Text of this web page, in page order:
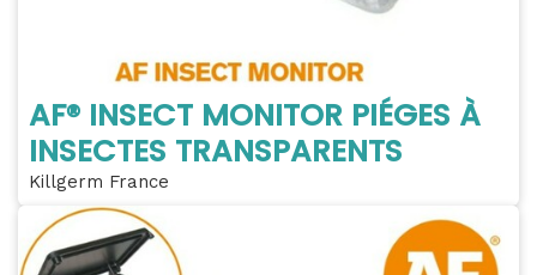
AF® INSECT MONITOR PIÉGES À
INSECTES TRANSPARENTS
Killgerm France